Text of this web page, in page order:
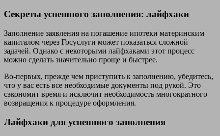
Секреты успешного заполнения: лайфхаки
Заполнение заявления на погашение ипотеки материнским
капиталом через Госуслуги может показаться сложной
задачей. Однако с некоторыми лайфхаками этот процесс
можно сделать значительно проще и быстрее.
Во-первых, прежде чем приступить к заполнению, убедитесь,
что у вас есть все необходимые документы под рукой. Это
сэкономит время и исключит необходимость многократного
возвращения к процедуре оформления.
Лайфхаки для успешного заполнения